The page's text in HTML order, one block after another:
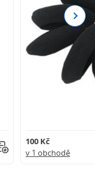
100 Kč
v 1 obchodě
Next